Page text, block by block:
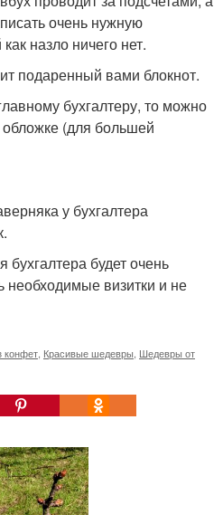
очень нужную
назло ничего нет.
подаренный вами блокнот.
бухгалтеру, то можно
обложке (для большей
у бухгалтера
будет очень
необходимые визитки и не
конфет Красивые шедевры Шедевры от